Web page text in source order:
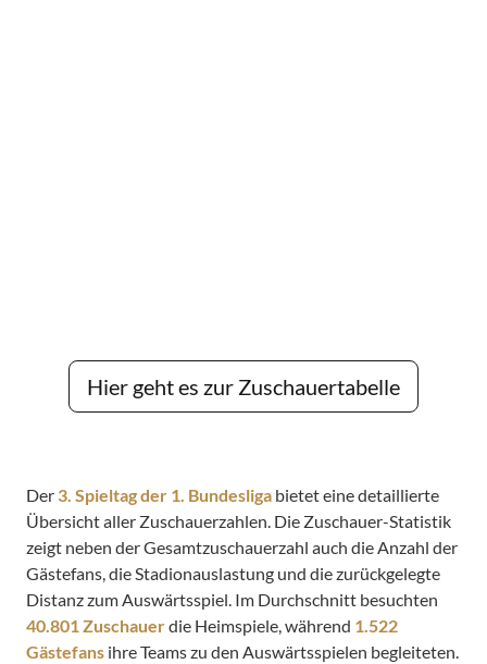
Hier geht es zur Zuschauertabelle
Der 3. Spieltag der 1. Bundesliga bietet eine detaillierte
Übersicht aller Zuschauerzahlen. Die Zuschauer-Statistik
zeigt neben der Gesamtzuschauerzahl auch die Anzahl der
Gästefans, die Stadionauslastung und die zurückgelegte
Distanz zum Auswärtsspiel. Im Durchschnitt besuchten
40.801 Zuschauerdie Heimspiele, während 1.522
Gästefans ihre Teams zu den Auswärtsspielen begleiteten.